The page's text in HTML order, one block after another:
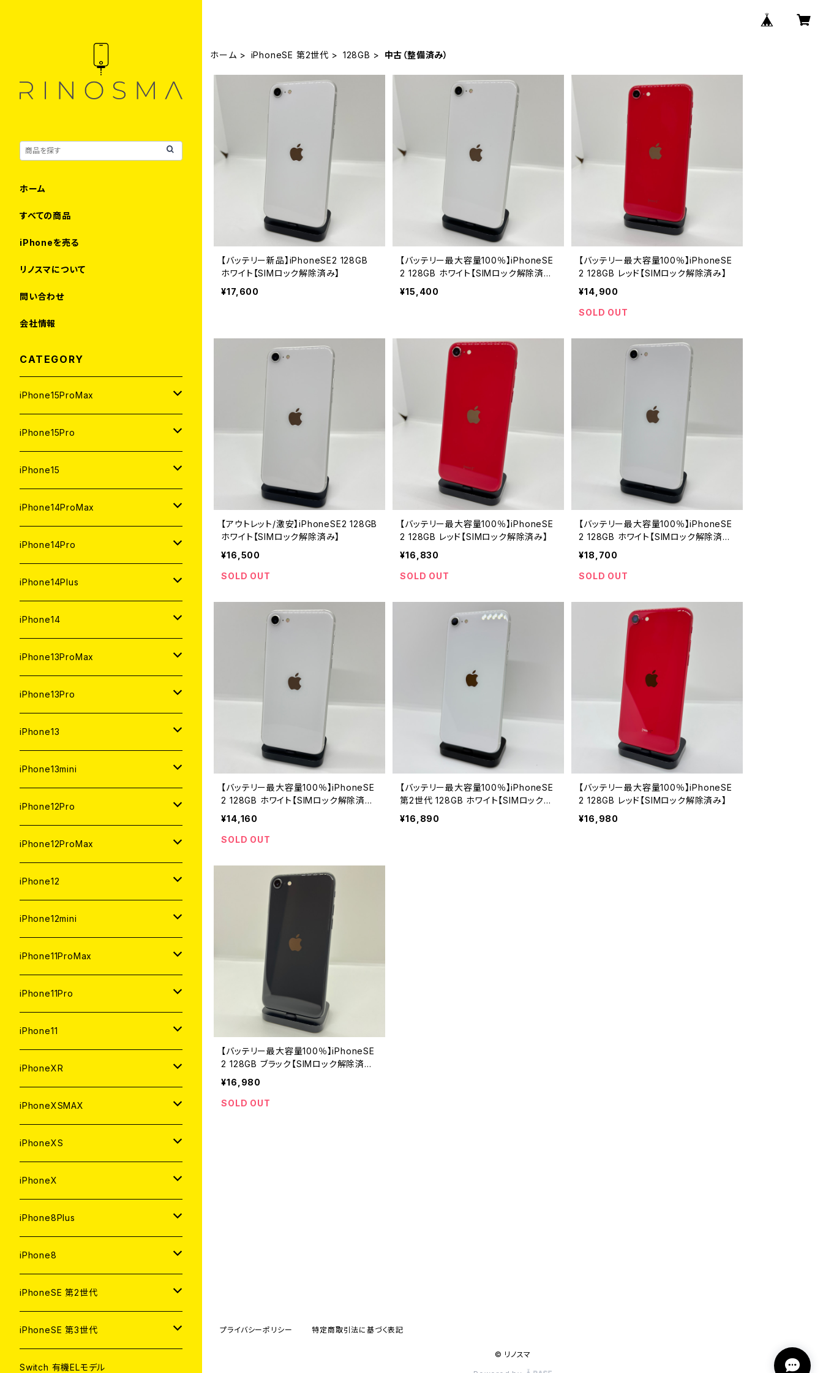
ホーム iPhoneSE 第2世代 128GB 中古（整備済み）
【バッテリー新品】iPhoneSE2 128GB
ホワイト【SIMロック解除済み】
¥17,600
【バッテリー最大容量100％】iPhoneSE
2 128GB ホワイト【SIMロック解除済
み】
¥15,400
【バッテリー最大容量100％】iPhoneSE
2 128GB レッド【SIMロック解除済み】
¥14,900
SOLD OUT
【アウトレット/激安】iPhoneSE2 128GB
ホワイト【SIMロック解除済み】
¥16,500
SOLD OUT
【バッテリー最大容量100％】iPhoneSE
2 128GB レッド【SIMロック解除済み】
¥16,830
SOLD OUT
【バッテリー最大容量100％】iPhoneSE
2 128GB ホワイト【SIMロック解除済
み】
¥18,700
SOLD OUT
【バッテリー最大容量100％】iPhoneSE
2 128GB ホワイト【SIMロック解除済
み】
¥14,160
SOLD OUT
【バッテリー最大容量100％】iPhoneSE
第2世代 128GB ホワイト【SIMロック解
除済み】
¥16,890
【バッテリー最大容量100％】iPhoneSE
2 128GB レッド【SIMロック解除済み】
¥16,980
【バッテリー最大容量100％】iPhoneSE
2 128GB ブラック【SIMロック解除済
み】
¥16,980
SOLD OUT
ホーム
すべての商品
iPhoneを売る
リノスマについて
問い合わせ
会社情報
CATEGORY
iPhone15ProMax
1TB
新品
中古（整備済み）
512GB
新品
中古（整備済み）
256GB
新品
中古（整備済み）
iPhone15Pro
1TB
新品
中古（整備済み）
512GB
新品
中古（整備済み）
256GB
新品
中古（整備済み）
128GB
新品
中古（整備済み）
iPhone15
512GB
新品
中古（整備済み）
256GB
新品
中古（整備済み）
128GB
新品
中古（整備済み）
iPhone14ProMax
1TB
新品
中古（整備済み）
512GB
新品
中古（整備済み）
256GB
新品
中古（整備済み）
128GB
新品
中古（整備済み）
iPhone14Pro
1TB
新品
中古（整備済み）
512GB
新品
中古（整備済み）
256GB
新品
中古（整備済み）
128GB
新品
中古（整備済み）
iPhone14Plus
512GB
新品
中古（整備済み）
256GB
新品
中古（整備済み）
128GB
新品
中古（整備済み）
iPhone14
128GB
新品
中古（整備済み）
256GB
新品
中古（整備済み）
512GB
新品
中古（整備済み）
iPhone13ProMax
1TB
新品
中古（整備済み）
512GB
新品
中古（整備済み）
256GB
新品
中古（整備済み）
128GB
新品
中古（整備済み）
iPhone13Pro
1TB
新品
中古（整備済み）
512GB
新品
中古（整備済み）
256GB
新品
中古（整備済み）
128GB
新品
中古（整備済み）
iPhone13
512GB
新品
中古（整備済み）
256GB
新品
中古（整備済み）
128GB
新品
中古（整備済み）
iPhone13mini
512GB
新品
中古（整備済み）
256GB
新品
中古（整備済み）
128GB
新品
中古（整備済み）
iPhone12Pro
128GB
新品
中古（整備済み）
256GB
新品
中古（整備済み）
512GB
新品
中古（整備済み）
iPhone12ProMax
512GB
新品
中古（整備済み）
256GB
新品
中古（整備済み）
128GB
新品
中古（整備済み）
iPhone12
256GB
新品
中古（整備済み）
128GB
新品
中古（整備済み）
64GB
新品
中古（整備済み）
iPhone12mini
256GB
新品
中古（整備済み）
128GB
新品
中古（整備済み）
64GB
新品
中古（整備済み）
iPhone11ProMax
512GB
新品
中古（整備済み）
256GB
新品
中古（整備済み）
64GB
新品
中古（整備済み）
iPhone11Pro
512GB
新品
中古（整備済み）
256GB
新品
中古（整備済み）
64GB
新品
中古（整備済み）
iPhone11
256GB
新品
中古（整備済み）
128GB
新品
中古（整備済み）
64GB
新品
中古（整備済み）
iPhoneXR
256GB
新品
中古（整備済み）
128GB
新品
中古（整備済み）
64GB
新品
中古（整備済み）
iPhoneXSMAX
512GB
新品
中古（整備済み）
256GB
新品
中古（整備済み）
64GB
新品
中古（整備済み）
iPhoneXS
512GB
新品
中古（整備済み）
256GB
新品
中古（整備済み）
64GB
新品
中古（整備済み）
iPhoneX
256GB
新品
中古（整備済み）
64GB
新品
中古（整備済み）
iPhone8Plus
256GB
新品
中古（整備済み）
128GB
新品
中古（整備済み）
64GB
新品
iPhone8
256GB
新品
中古（整備済み）
128GB
新品
64GB
iPhoneSE 第2世代
256GB
新品
128GB
iPhoneSE 第3世代
256GB
Switch 有機ELモデル
プライバシーポリシー 特定商取引法に基づく表記
© リノスマ